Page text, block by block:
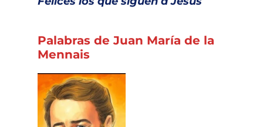
Palabras de Juan María de la
Mennais